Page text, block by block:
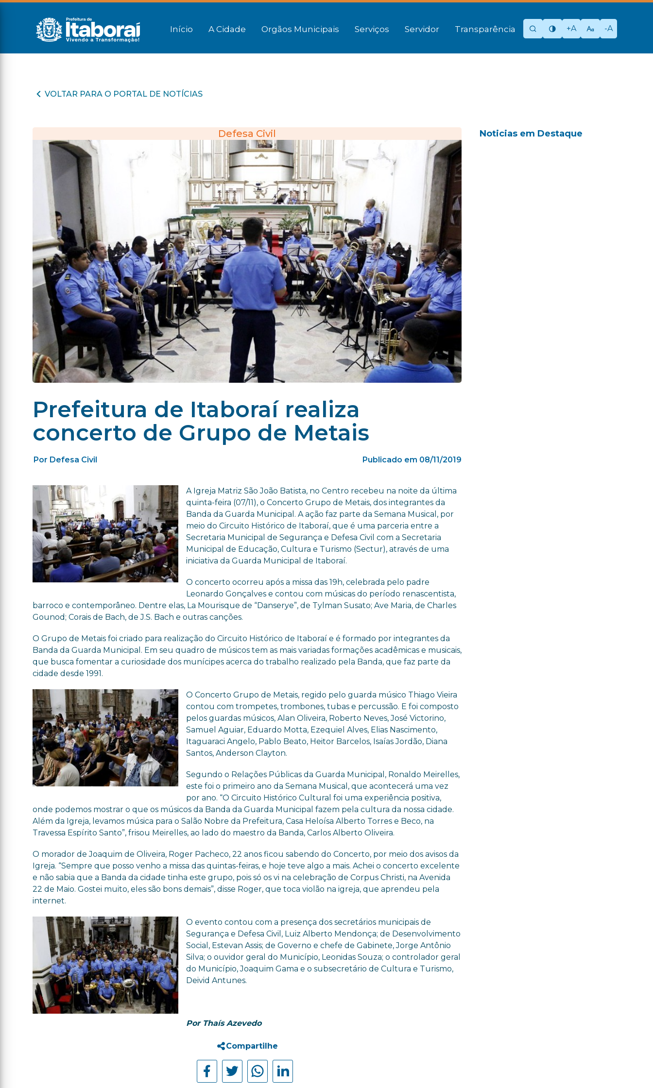
Início A Cidade Orgãos Municipais Serviços Servidor Transparência +A -A
VOLTAR PARA O PORTAL DE NOTÍCIAS
Defesa Civil
Prefeitura de Itaboraí realiza
concerto de Grupo de Metais
Por Defesa Civil Publicado em 08/11/2019
A Igreja Matriz São João Batista, no Centro recebeu na noite da última
quinta-feira (07/11), o Concerto Grupo de Metais, dos integrantes da
Banda da Guarda Municipal. A ação faz parte da Semana Musical, por
meio do Circuito Histórico de Itaboraí, que é uma parceria entre a
Secretaria Municipal de Segurança e Defesa Civil com a Secretaria
Municipal de Educação, Cultura e Turismo (Sectur), através de uma
iniciativa da Guarda Municipal de Itaboraí.
O concerto ocorreu após a missa das 19h, celebrada pelo padre
Leonardo Gonçalves e contou com músicas do período renascentista,
barroco e contemporâneo. Dentre elas, La Mourisque de “Danserye”, de Tylman Susato; Ave Maria, de Charles
Gounod; Corais de Bach, de J.S. Bach e outras canções.
O Grupo de Metais foi criado para realização do Circuito Histórico de Itaboraí e é formado por integrantes da
Banda da Guarda Municipal. Em seu quadro de músicos tem as mais variadas formações acadêmicas e musicais,
que busca fomentar a curiosidade dos munícipes acerca do trabalho realizado pela Banda, que faz parte da
cidade desde 1991.
O Concerto Grupo de Metais, regido pelo guarda músico Thiago Vieira
contou com trompetes, trombones, tubas e percussão. E foi composto
pelos guardas músicos, Alan Oliveira, Roberto Neves, José Victorino,
Samuel Aguiar, Eduardo Motta, Ezequiel Alves, Elias Nascimento,
Itaguaraci Angelo, Pablo Beato, Heitor Barcelos, Isaías Jordão, Diana
Santos, Anderson Clayton.
Segundo o Relações Públicas da Guarda Municipal, Ronaldo Meirelles,
este foi o primeiro ano da Semana Musical, que acontecerá uma vez
por ano. “O Circuito Histórico Cultural foi uma experiência positiva,
onde podemos mostrar o que os músicos da Banda da Guarda Municipal fazem pela cultura da nossa cidade.
Além da Igreja, levamos música para o Salão Nobre da Prefeitura, Casa Heloísa Alberto Torres e Beco, na
Travessa Espírito Santo”, frisou Meirelles, ao lado do maestro da Banda, Carlos Alberto Oliveira.
O morador de Joaquim de Oliveira, Roger Pacheco, 22 anos ficou sabendo do Concerto, por meio dos avisos da
Igreja. “Sempre que posso venho a missa das quintas-feiras, e hoje teve algo a mais. Achei o concerto excelente
e não sabia que a Banda da cidade tinha este grupo, pois só os vi na celebração de Corpus Christi, na Avenida
22 de Maio. Gostei muito, eles são bons demais”, disse Roger, que toca violão na igreja, que aprendeu pela
internet.
O evento contou com a presença dos secretários municipais de
Segurança e Defesa Civil, Luiz Alberto Mendonça; de Desenvolvimento
Social, Estevan Assis; de Governo e chefe de Gabinete, Jorge Antônio
Silva; o ouvidor geral do Município, Leonidas Souza; o controlador geral
do Município, Joaquim Gama e o subsecretário de Cultura e Turismo,
Deivid Antunes.
Por Thaís Azevedo
Compartilhe
Noticias em Destaque